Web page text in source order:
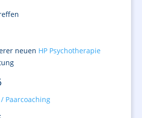
neuen HP Psychotherapie
Paarcoaching